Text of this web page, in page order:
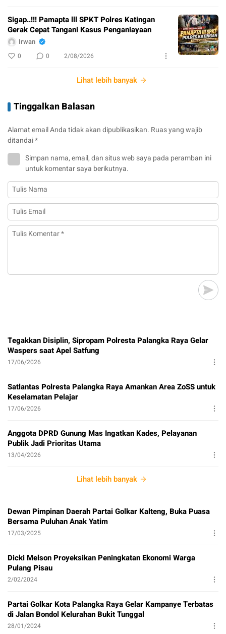
Sigap..!!! Pamapta lll SPKT Polres Katingan
Gerak Cepat Tangani Kasus Penganiayaan
Irwan
0 0 2/08/2026
Lihat lebih banyak
Tinggalkan Balasan
Alamat email Anda tidak akan dipublikasikan. Ruas yang wajib
ditandai*
Simpan nama, email, dan situs web saya pada peramban ini
untuk komentar saya berikutnya.
Tegakkan Disiplin, Sipropam Polresta Palangka Raya Gelar
Waspers saat Apel Satfung
17/06/2026
Satlantas Polresta Palangka Raya Amankan Area ZoSS untuk
Keselamatan Pelajar
17/06/2026
Anggota DPRD Gunung Mas Ingatkan Kades, Pelayanan
Publik Jadi Prioritas Utama
13/04/2026
Lihat lebih banyak
Dewan Pimpinan Daerah Partai Golkar Kalteng, Buka Puasa
Bersama Puluhan Anak Yatim
17/03/2025
Dicki Melson Proyeksikan Peningkatan Ekonomi Warga
Pulang Pisau
2/02/2024
Partai Golkar Kota Palangka Raya Gelar Kampanye Terbatas
di Jalan Bondol Kelurahan Bukit Tunggal
28/01/2024